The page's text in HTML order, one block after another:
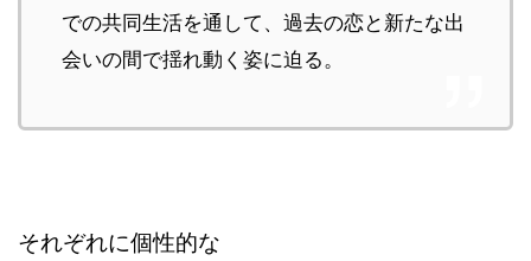
での共同生活を通して、過去の恋と新たな出
会いの間で揺れ動く姿に迫る。
それぞれに個性的な